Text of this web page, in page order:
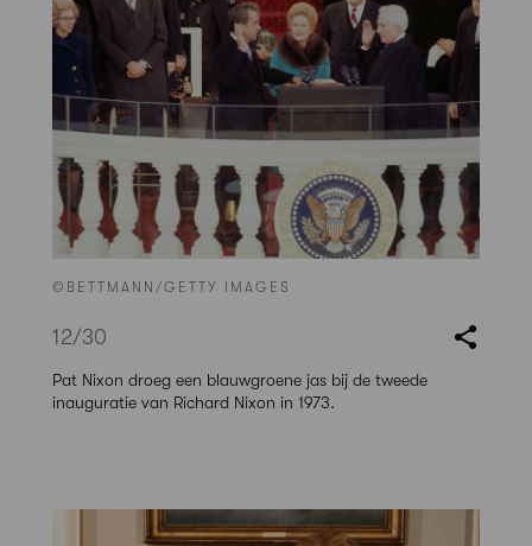
©BETTMANN/GETTY IMAGES
12/30
Pat Nixon droeg een blauwgroene jas bij de tweede
inauguratie van Richard Nixon in 1973.